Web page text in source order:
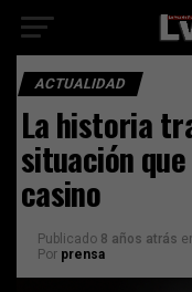
ACTUALIDAD
La historia
situación
casino
Publicado 8 años atrás
Por prensa